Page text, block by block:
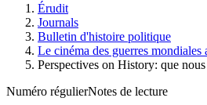
Érudit
Journals
Bulletin d'histoire politique
Le cinéma des guerres mondiales
Perspectives on History: que
Numéro régulierNotes de lecture